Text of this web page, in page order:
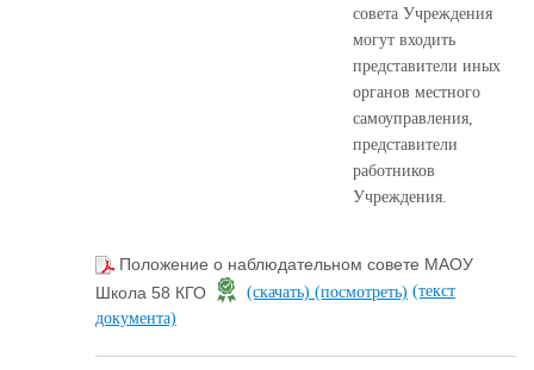
совета Учреждения
могут входить
представители иных
органов местного
самоуправления,
представители
работников
Учреждения.
Положение о наблюдательном совете МАОУ
Школа 58 КГО
(скачать) (посмотреть) (текст
документа)